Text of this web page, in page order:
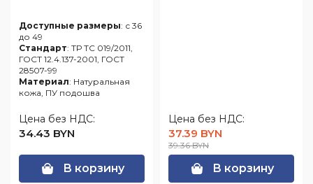
Доступные размеры: с 36
до 49
Стандарт: ТР ТС 019/2011,
ГОСТ 12.4.137-2001, ГОСТ
28507-99
Материал: Натуральная
кожа, ПУ подошва
Цена без НДС:
34.43 BYN
В корзину
Цена без НДС:
37.39 BYN
39.36 BYN
В корзину